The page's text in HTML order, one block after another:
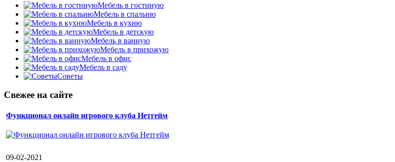
Мебель в гостиную
Мебель в спальню
Мебель в кухню
Мебель в детскую
Мебель в ванную
Мебель в прихожую
Мебель в офис
Мебель в саду
Советы
Свежее на сайте
Функционал онлайн игрового клуба Нетгейм
09-02-2021